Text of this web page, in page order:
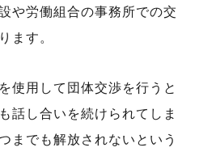
や労働組合の事務所での交
ます。
使用して団体交渉を行うと
話し合いを続けられてしま
までも解放されないという